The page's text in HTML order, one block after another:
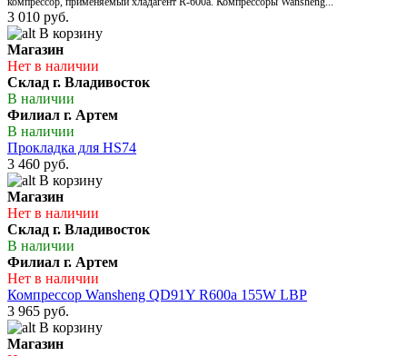
3 010 руб.
В корзину
Магазин
Нет в наличии
Склад г. Владивосток
В наличии
Филиал г. Артем
В наличии
Прокладка для HS74
3 460 руб.
В корзину
Магазин
Нет в наличии
Склад г. Владивосток
В наличии
Филиал г. Артем
Нет в наличии
Компрессор Wansheng QD91Y R600a 155W LBP
3 965 руб.
В корзину
Магазин